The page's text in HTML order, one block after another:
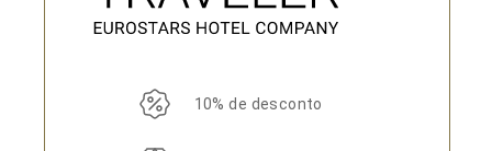
10% de desconto